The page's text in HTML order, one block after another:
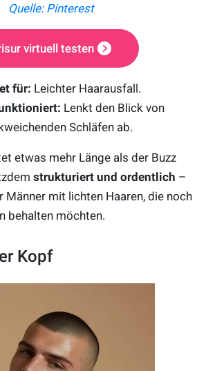
Quelle: Pinterest
virtuell testen
für: Leichter Haarausfall.
Lenkt den Blick von
Schläfen ab.
etwas mehr Länge als der Buzz
strukturiert und ordentlich –
Männer mit lichten Haaren, die noch
behalten möchten.
Kopf